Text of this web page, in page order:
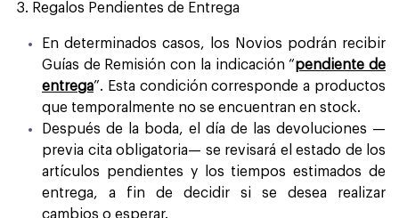
3. Regalos Pendientes de Entrega
En determinados casos, los Novios podrán recibir
Guías de Remisión con la indicación “pendiente de
entrega”. Esta condición corresponde a productos
que temporalmente no se encuentran en stock.
Después de la boda, el día de las devoluciones —
previa cita obligatoria— se revisará el estado de los
artículos pendientes y los tiempos estimados de
entrega, a fin de decidir si se desea realizar
cambios o esperar.